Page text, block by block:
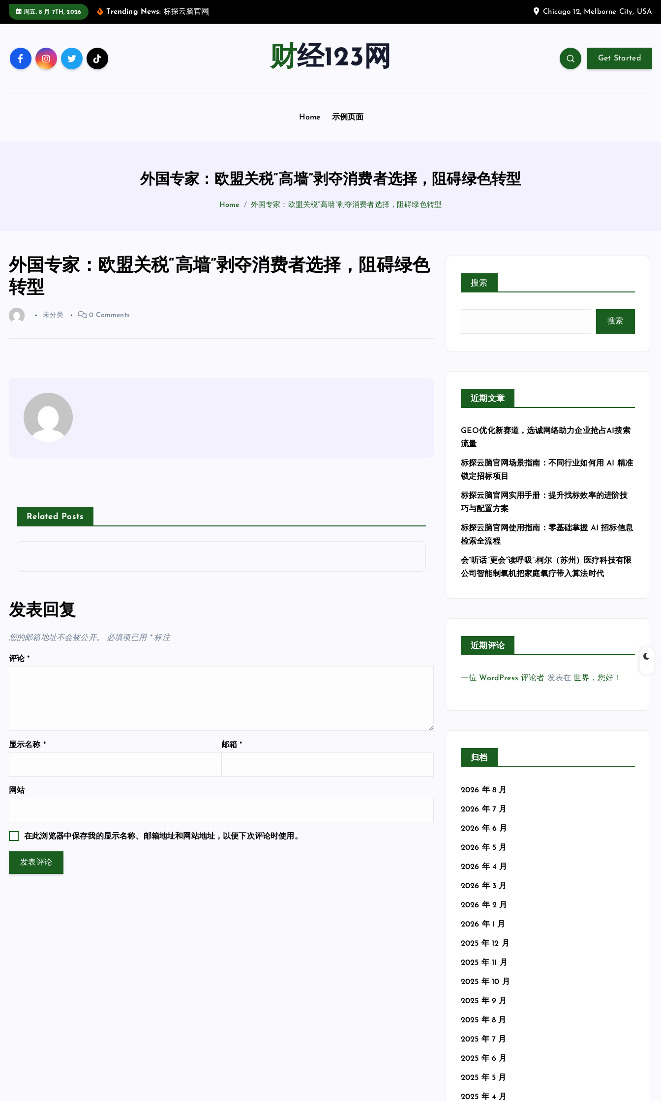
周五. 8 月 7TH, 2026 Trending News: 标探云脑官 网 Chicago 12, Melborne City, USA
财经123网 Get Started
Home 示例页面
外国专家：欧盟关税“高墙”剥夺消费者选择，阻碍绿色转型
Home 外国专家：欧盟关税“高墙”剥夺消费者选择，阻碍绿色转型
外国专家：欧盟关税“高墙”剥夺消费者选择，阻碍绿色
转型
未分类 0 Comments
Related Posts
发表回复
您的邮箱地址不会被公开。 必填项已用 *标注
评论*
显示名称 * 邮箱*
网站
在此浏览器中保存我的显示名称、邮箱地址和网站地址，以便下次评论时使用。
搜索
搜索
近期文章
GEO优化新赛道，选诚网络助力企业抢占AI搜索
流量
标探云脑官网场景指南：不同行业如何用 AI 精准
锁定招标项目
标探云脑官网实用手册：提升找标效率的进阶技
巧与配置方案
标探云脑官网使用指南：零基础掌握 AI 招标信息
检索全流程
会”听话”更会”读呼吸”:柯尔（苏州）医疗科技有限
公司智能制氧机把家庭氧疗带入算法时代
近期评论
一位 WordPress 评论者 发表在世界，您好！
归档
2026 年 8 月
2026 年 7 月
2026 年 6 月
2026 年 5 月
2026 年 4 月
2026 年 3 月
2026 年 2 月
2026 年 1 月
2025 年 12 月
2025 年 11 月
2025 年 10 月
2025 年 9 月
2025 年 8 月
2025 年 7 月
2025 年 6 月
2025 年 5 月
2025 年 4 月